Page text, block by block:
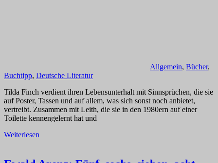
Allgemein, Bücher,
Buchtipp, Deutsche Literatur
Tilda Finch verdient ihren Lebensunterhalt mit Sinnsprüchen, die sie
auf Poster, Tassen und auf allem, was sich sonst noch anbietet,
vertreibt. Zusammen mit Leith, die sie in den 1980ern auf einer
Toilette kennengelernt hat und
Weiterlesen